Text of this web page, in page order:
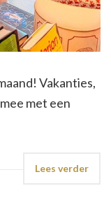
Vakanties,
met een
Lees verder